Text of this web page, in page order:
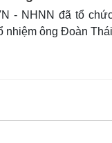
- NHNN đã tổ
nhiệm ông Đoàn